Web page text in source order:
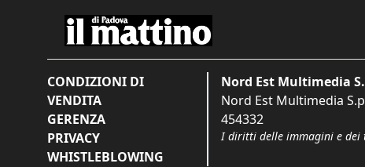
CONDIZIONI DI
VENDITA
GERENZA
PRIVACY
WHISTLEBLOWING
Nord Est Multimedia
Nord Est Multimedia
454332
I diritti delle immagini e dei